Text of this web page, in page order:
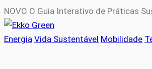
NOVO O Guia Interativo de Práticas
Energia Vida Sustentável Mobilidade